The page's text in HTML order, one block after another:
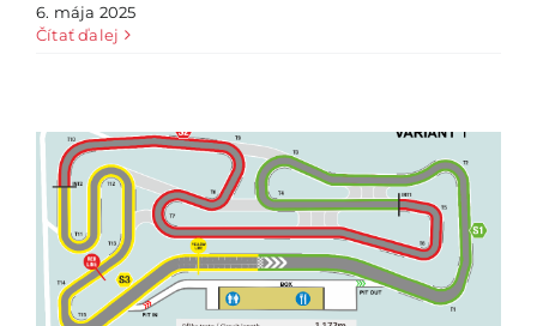
6. mája 2025
Čítať ďalej